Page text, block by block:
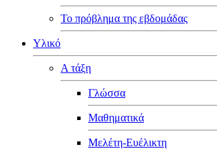
Το πρόβλημα της εβδομάδας
Υλικό
Α τάξη
Γλώσσα
Μαθηματικά
Μελέτη-Ευέλικτη